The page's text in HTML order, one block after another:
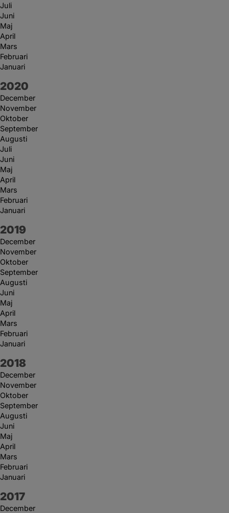
Juli
Juni
Maj
April
Mars
Februari
Januari
År:
2020
December
November
Oktober
September
Augusti
Juli
Juni
Maj
April
Mars
Februari
Januari
År:
2019
December
November
Oktober
September
Augusti
Juni
Maj
April
Mars
Februari
Januari
År:
2018
December
November
Oktober
September
Augusti
Juni
Maj
April
Mars
Februari
Januari
År:
2017
December